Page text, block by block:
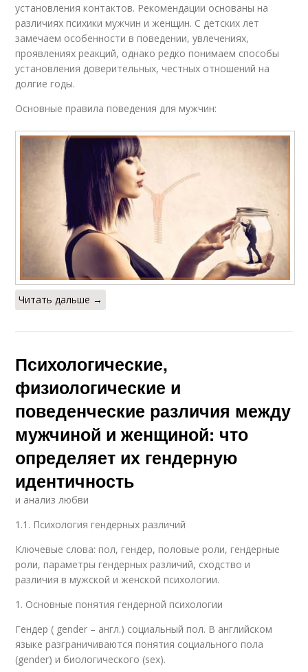
установления контактов. Рекомендации основаны на
различиях психики мужчин и женщин. С детских лет
замечаем особенности в поведении, увлечениях,
проявлениях реакций, однако редко понимаем способы
установления доверительных, честных отношений на
долгие годы.
Основные правила поведения для мужчин:
Читать дальше →
Психологические,
физиологические и
поведенческие различия между
мужчиной и женщиной: что
определяет их гендерную
идентичность
и анализ любви
1.1. Психология гендерных различий
Ключевые слова: пол, гендер, половые роли, гендерные
роли, параметры гендерных различий, сходство и
различия в мужской и женской психологии.
1. Основные понятия гендерной психологии
Гендер ( gender – англ.) социальный пол. В английском
языке разграничиваются понятия социального пола
(gender) и биологического (sex).